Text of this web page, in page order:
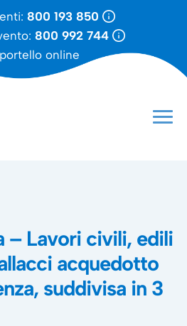
800 193 850
800 992 744
online
– Lavori civili, edili
acquedotto
suddivisa in 3